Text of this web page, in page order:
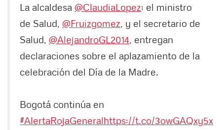
La alcaldesa @ClaudiaLopez; el ministro
de Salud, @Fruizgomez , y el secretario de
Salud, @AlejandroGL2014 , entregan
declaraciones sobre el aplazamiento de la
celebración del Día de la Madre.
Bogotá continúa en
#AlertaRojaGeneralhttps://t.co/3owGAQxy5x